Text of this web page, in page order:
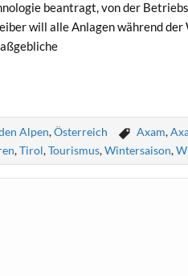
beantragt, von der
will alle Anlagen während
Alpen,Österreich Axam,
,Tirol,Tourismus,Wintersaison,